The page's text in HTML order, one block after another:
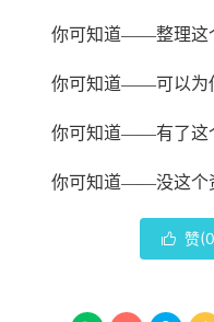
你可知道——整理这
你可知道——可以为
你可知道——有了这
你可知道——没这个
 赞(0